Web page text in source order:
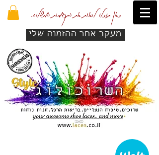
כאן תוכלו לראות את התקדמות המשלוח.
מעקב אחר ההזמנה שלי